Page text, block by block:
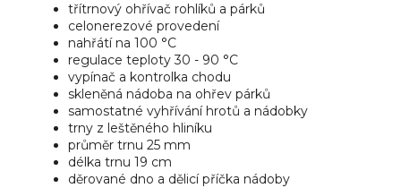
třítrnový ohřívač rohlíků a párků
celonerezové provedení
nahřátí na 100 °C
regulace teploty 30 - 90 °C
vypínač a kontrolka chodu
skleněná nádoba na ohřev párků
samostatné vyhřívání hrotů a nádobky
trny z leštěného hliníku
průměr trnu 25 mm
délka trnu 19 cm
děrované dno a dělicí příčka nádoby